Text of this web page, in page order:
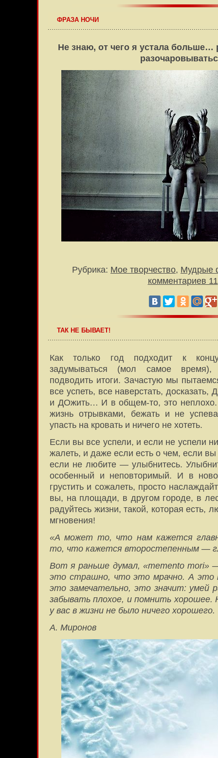
ФРАЗА НОЧИ
Не знаю, от чего я устала больше…
Рубрика: Мое творчество, Мудрые
комментариев 11
ТАК НЕ БЫВАЕТ!
Как только год подходит к
задумываться (мол самое время),
подводить итоги. Зачастую мы
все успеть, все наверстать, досказать,
и ДОжить… И в общем-то, это неплохо.
жизнь отрывками, бежать и не
упасть на кровать и ничего не хотеть.
Если вы все успели, и если не успели
жалеть, и даже если есть о чем, если
если не любите — улыбнитесь.
особенный и неповторимый. И в
грустить и сожалеть, просто
вы, на площади, в другом городе, в
радуйтесь жизни, такой, которая есть,
мгновения!
«А может то, что нам кажется
то, что кажется второстепенным —
Вот я раньше думал, «memento
это страшно, что это мрачно. А это
это замечательно, это значит: умей
забывать плохое, и помнить
у вас в жизни не было ничего
А. Миронов